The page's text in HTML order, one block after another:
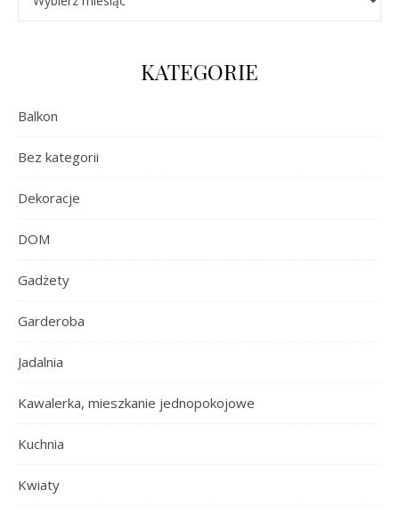
KATEGORIE
Balkon
Bez kategorii
Dekoracje
DOM
Gadżety
Garderoba
Jadalnia
Kawalerka, mieszkanie jednopokojowe
Kuchnia
Kwiaty